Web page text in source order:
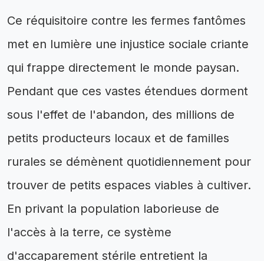
Ce réquisitoire contre les fermes fantômes
met en lumière une injustice sociale criante
qui frappe directement le monde paysan.
Pendant que ces vastes étendues dorment
sous l'effet de l'abandon, des millions de
petits producteurs locaux et de familles
rurales se démènent quotidiennement pour
trouver de petits espaces viables à cultiver.
En privant la population laborieuse de
l'accès à la terre, ce système
d'accaparement stérile entretient la